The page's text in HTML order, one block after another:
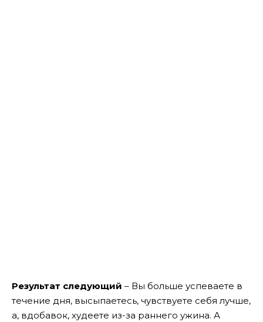
Результат следующий – Вы больше успеваете в
течение дня, высыпаетесь, чувствуете себя лучше,
а, вдобавок, худеете из-за раннего ужина. А